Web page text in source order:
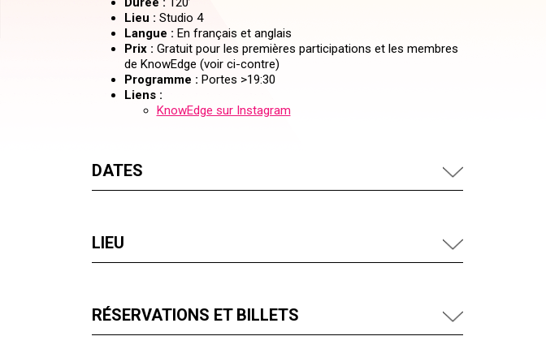
Lieu : Studio 4
Langue : En français et anglais
Prix : Gratuit pour les premières participations et les membres
de KnowEdge (voir ci-contre)
Programme : Portes >19:30
Liens :
KnowEdge sur Instagram
DATES
LIEU
RÉSERVATIONS ET BILLETS